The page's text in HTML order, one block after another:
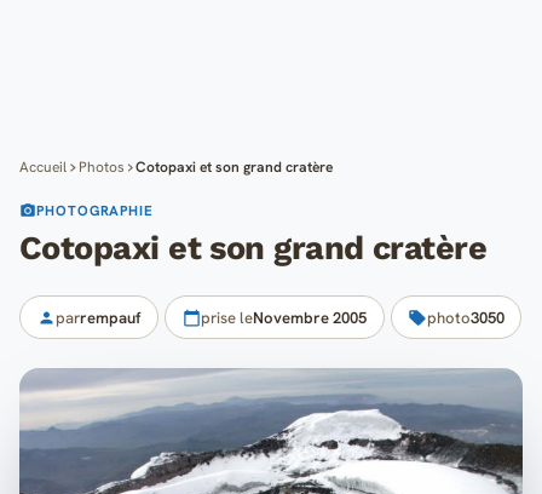
Accueil Photos Cotopaxi et son grand cratère
PHOTOGRAPHIE
Cotopaxi et son grand cratère
parrempauf prise leNovembre 2005 photo3050